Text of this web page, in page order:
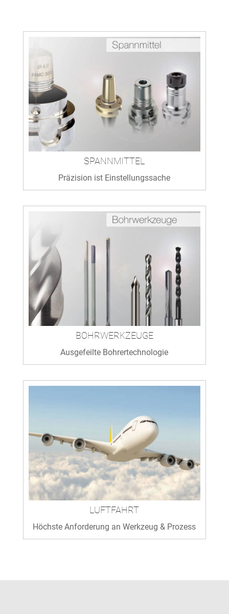
SPANNMITTEL
Präzision ist Einstellungssache
BOHRWERKZEUGE
Ausgefeilte Bohrertechnologie
LUFTFAHRT
Höchste Anforderung an Werkzeug & Prozess